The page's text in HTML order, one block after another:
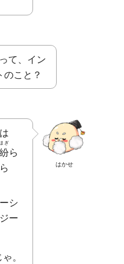
って、イン
のこと？
はかせ
紛
まぎ
ら
シ
ー
。